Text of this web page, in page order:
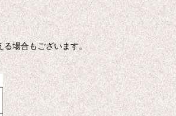
る場合もございます。